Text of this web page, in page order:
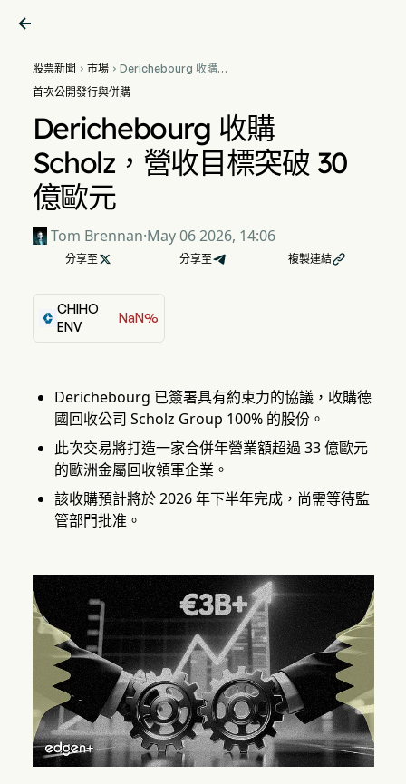

股票新聞  市場 Derichebourg 收購
Scholz，營收目標突破 30 億
歐元
首次公開發行與併購
Derichebourg 收購
Scholz，營收目標突破 30
億歐元
Tom Brennan·May 06 2026, 14:06
分享至  分享至 複製連結
CHIHO
ENV
NaN%
Derichebourg 已簽署具有約束力的協議，收購德
國回收公司 Scholz Group 100% 的股份。
此次交易將打造一家合併年營業額超過 33 億歐元
的歐洲金屬回收領軍企業。
該收購預計將於 2026 年下半年完成，尚需等待監
管部門批准。